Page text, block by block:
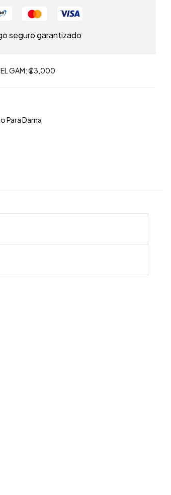
seguro garantizado
GAM: ₡3,000
Para Dama